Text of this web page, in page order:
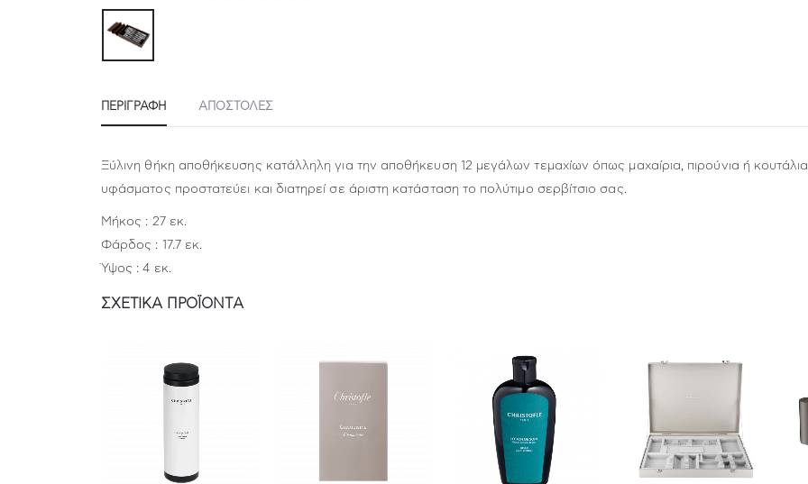
ΠΕΡΙΓΡΑΦΉ ΑΠΟΣΤΟΛΕΣ
Ξύλινη θήκη αποθήκευσης κατάλληλη για την αποθήκευση 12 μεγάλων τεμαχίων όπως μαχαίρια, πιρούνια ή
υφάσματος προστατεύει και διατηρεί σε άριστη κατάσταση το πολύτιμο σερβίτσιο σας.
Μήκος : 27 εκ.
Φάρδος : 17.7 εκ.
Ύψος : 4 εκ.
ΣΧΕΤΙΚΆ ΠΡΟΪΌΝΤΑ